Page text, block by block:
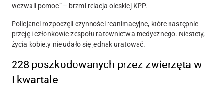
wezwali pomoc” – brzmi relacja oleskiej KPP.
Policjanci rozpoczęli czynności reanimacyjne, które następnie
przejęli członkowie zespołu ratownictwa medycznego. Niestety,
życia kobiety nie udało się jednak uratować.
228 poszkodowanych przez zwierzęta w
I kwartale